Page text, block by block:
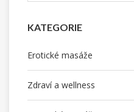
KATEGORIE
Erotické masáže
Zdraví a wellness